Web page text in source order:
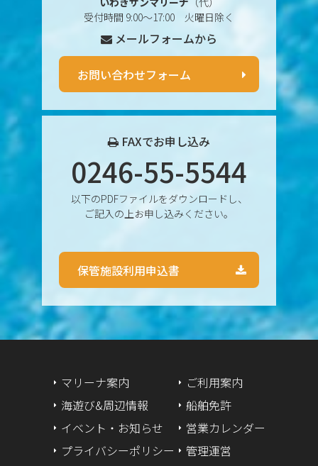
2025年1月
2024年12月
2024年9月
2024年8月
2024年6月
2024年5月
2024年4月
2024年2月
受付時間 9:00〜17:00 火曜日除く
メールフォームから
お問い合わせフォーム
FAXでお申し込み
0246-55-5544
以下のPDFファイルをダウンロードし、
ご記入の上お申し込みください。
保管施設利用申込書
マリーナ案内
海遊び&周辺情報
イベント・お知らせ
プライバシーポリシー
ご利用案内
船舶免許
営業カレンダー
管理運営